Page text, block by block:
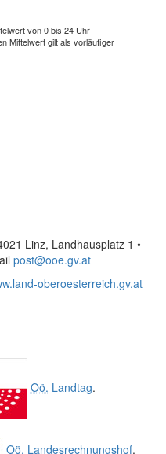
von 0 bis 24 Uhr
Mittelwert gilt als vorläufiger
Linz, Landhausplatz 1 •
post@ooe.gv.at
oberoesterreich.gv.at
Oö. Landtag.
Oö. Landesrechnungshof.